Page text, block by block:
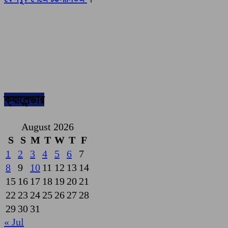
ক্যালেন্ডার
August 2026
S
S M T W T F
1
2 3 4 5 6
7
8
9 10 11 12 13 14
15 16 17 18 19 20 21
22 23 24 25 26 27 28
29 30 31
« Jul